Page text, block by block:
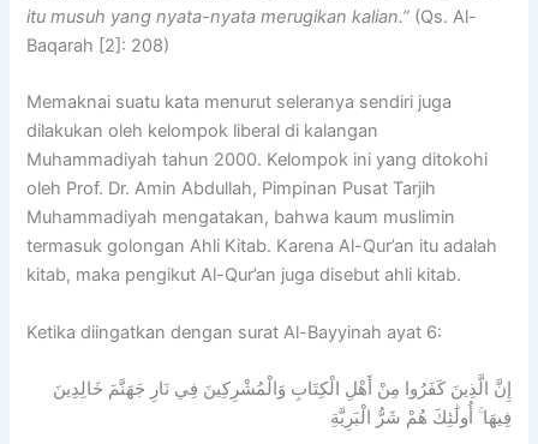
itu musuh yang nyata-nyata merugikan kalian.” (Qs. Al-
Baqarah [2]: 208)
Memaknai suatu kata menurut seleranya sendiri juga
dilakukan oleh kelompok liberal di kalangan
Muhammadiyah tahun 2000. Kelompok ini yang ditokohi
oleh Prof. Dr. Amin Abdullah, Pimpinan Pusat Tarjih
Muhammadiyah mengatakan, bahwa kaum muslimin
termasuk golongan Ahli Kitab. Karena Al-Qur’an itu adalah
kitab, maka pengikut Al-Qur’an juga disebut ahli kitab.
Ketika diingatkan dengan surat Al-Bayyinah ayat 6:
إِنَّ الَّذِينَ كَفَرُوا مِنْ أَهْلِ الْكِتَابِ وَالْمُشْرِكِينَ فِي نَارِ جَهَنَّمَ خَالِدِينَ
فِيهَا ۚ أُولَٰئِكَ هُمْ شَرُّ الْبَرِيَّةِ